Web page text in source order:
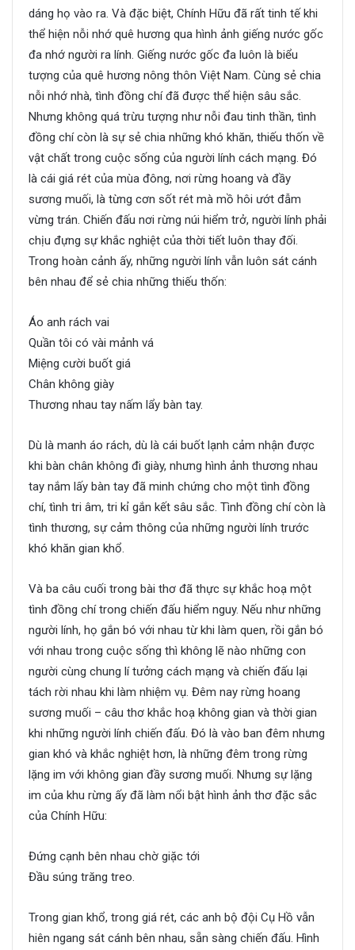
dáng họ vào ra. Và đặc biệt, Chính Hữu đã rất tinh tế khi
thể hiện nỗi nhớ quê hương qua hình ảnh giếng nước gốc
đa nhớ người ra lính. Giếng nước gốc đa luôn là biểu
tượng của quê hương nông thôn Việt Nam. Cùng sẻ chia
nỗi nhớ nhà, tình đồng chí đã được thể hiện sâu sắc.
Nhưng không quá trừu tượng như nỗi đau tinh thần, tình
đồng chí còn là sự sẻ chia những khó khăn, thiếu thốn về
vật chất trong cuộc sống của người lính cách mạng. Đó
là cái giá rét của mùa đông, nơi rừng hoang và đầy
sương muối, là từng cơn sốt rét mà mồ hôi ướt đẫm
vừng trán. Chiến đấu nơi rừng núi hiểm trở, người lính phải
chịu đựng sự khắc nghiệt của thời tiết luôn thay đối.
Trong hoàn cảnh ấy, những người lính vẫn luôn sát cánh
bên nhau để sẻ chia những thiếu thốn:
Áo anh rách vai
Quần tôi có vài mảnh vá
Miệng cười buốt giá
Chân không giày
Thương nhau tay nấm lẩy bàn tay.
Dù là manh áo rách, dù là cái buốt lạnh cảm nhận được
khi bàn chân không đi giày, nhưng hình ảnh thương nhau
tay nắm lấy bàn tay đã minh chứng cho một tình đồng
chí, tình tri âm, tri kỉ gắn kết sâu sắc. Tình đồng chí còn là
tình thương, sự cảm thông của những người lính trước
khó khăn gian khổ.
Và ba câu cuối trong bài thơ đã thực sự khắc hoạ một
tình đồng chí trong chiến đấu hiểm nguy. Nếu như những
người lính, họ gắn bó với nhau từ khi làm quen, rồi gắn bó
với nhau trong cuộc sống thì không lẽ nào những con
người cùng chung lí tưởng cách mạng và chiến đấu lại
tách rời nhau khi làm nhiệm vụ. Đêm nay rừng hoang
sương muối – câu thơ khắc hoạ không gian và thời gian
khi những người lính chiến đấu. Đó là vào ban đêm nhưng
gian khó và khắc nghiệt hơn, là những đêm trong rừng
lặng im với không gian đầy sương muối. Nhưng sự lặng
im của khu rừng ấy đã làm nổi bật hình ảnh thơ đặc sắc
của Chính Hữu:
Đứng cạnh bên nhau chờ giặc tới
Đầu súng trăng treo.
Trong gian khổ, trong giá rét, các anh bộ đội Cụ Hồ vẫn
hiên ngang sát cánh bên nhau, sẵn sàng chiến đấu. Hình